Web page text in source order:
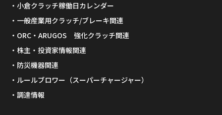
小倉クラッチ稼働日カレンダー
一般産業用クラッチ/ブレーキ関連
ORC・ARUGOS 強化クラッチ関連
株主・投資家情報関連
防災機器関連
ルールブロワー（スーパーチャージャー）
調達情報